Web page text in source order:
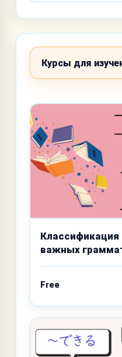
Курсы для
Классификация
важных
Free